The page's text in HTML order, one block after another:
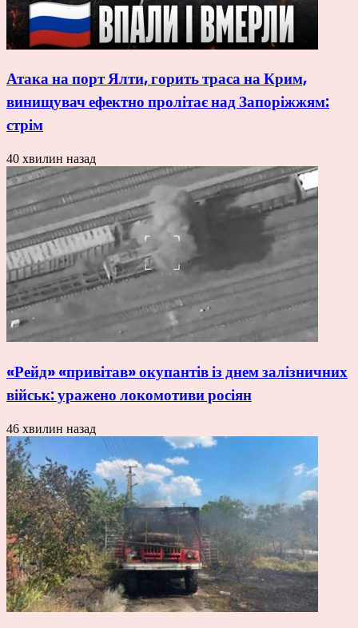
Атака на порт Ялти, горить траса на Крим,
винищувач ефектно пролітає над Запоріжжям:
стрім
40 хвилин назад
«Рейд» «привітав» окупантів із днем залізничних
військ: уражено локомотиви росіян
46 хвилин назад